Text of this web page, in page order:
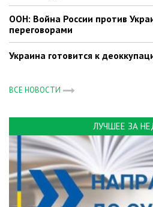
ООН: Война России против
переговорами
Украина готовится к
ВСЕ НОВОСТИ
ЛУЧШЕЕ ЗА